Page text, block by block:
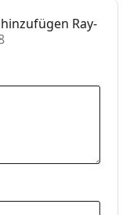
Ray-